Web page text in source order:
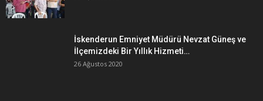
İskenderun Emniyet Müdürü Nevzat Güneş ve
İlçemizdeki Bir Yıllık Hizmeti…
26 Ağustos 2020